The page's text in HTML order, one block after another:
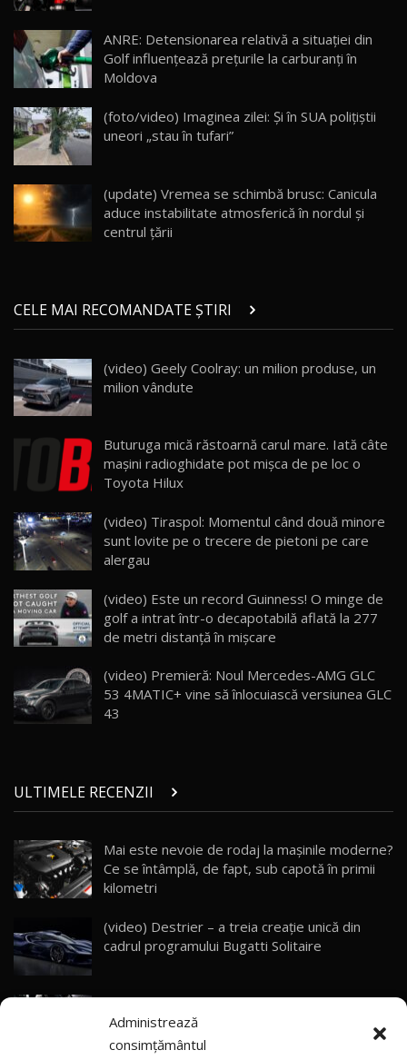
Administrează
consimțământul
17 20:06
30:08
AutoBlog.MD
23:36
20
Noul ZEEKR 7X / Test Drive AutoBlog.MD
29:08
21
Micul BYD Dolphin Surf / Test Drive
AutoBlog.MD
16:59
22
Noua Mazda 6e / Test Drive AutoBlog.MD
26:59
Lynk & Co 01 / Test Drive AutoBlog.MD
25:19
24
ZEEKR 009: Cel mai Performant și Confortabil
Van Electric Testat în Moldova / AutoBlog.MD
26:38
25
mai Exclusiv și Puternic Defender Testat în
Moldova
32:21
AutoBlog.MD
10:57
28
Noul Geely Monjaro 2025! Mai ieftin și mai
dotat / Test Drive AutoBlog.MD
29
ZEEKR 9X - PRIMUL TEST DRIVE ÎN ROMÂNĂ!
CUM SE CONDUCE?
33:40
30
Primele impresii despre BYD Seal U DM-i,
Sealion 7 și Seal 5 DM-i / Test Drive
AutoBlog.MD
13:56
ANRE: Detensionarea relativă a situației din
Golf influențează prețurile la carburanți în
Moldova
(foto/video) Imaginea zilei: Și în SUA polițiștii
uneori „stau în tufari”
(update) Vremea se schimbă brusc: Canicula
aduce instabilitate atmosferică în nordul și
centrul țării
CELE MAI RECOMANDATE ȘTIRI
(video) Geely Coolray: un milion produse, un
milion vândute
Buturuga mică răstoarnă carul mare. Iată câte
maşini radioghidate pot mişca de pe loc o
Toyota Hilux
(video) Tiraspol: Momentul când două minore
sunt lovite pe o trecere de pietoni pe care
alergau
(video) Este un record Guinness! O minge de
golf a intrat într-o decapotabilă aflată la 277
de metri distanţă în mişcare
(video) Premieră: Noul Mercedes-AMG GLC
53 4MATIC+ vine să înlocuiască versiunea GLC
43
ULTIMELE RECENZII
Mai este nevoie de rodaj la mașinile moderne?
Ce se întâmplă, de fapt, sub capotă în primii
kilometri
(video) Destrier – a treia creație unică din
cadrul programului Bugatti Solitaire
(video) SRT prezintă tehnologia eBoost Air
care elimină decalajul turbo